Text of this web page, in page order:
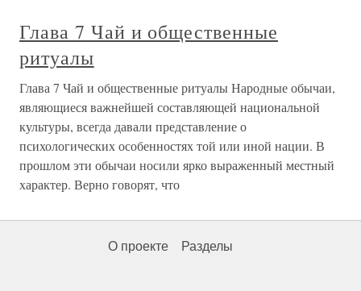
Глава 7 Чай и общественные
ритуалы
Глава 7 Чай и общественные ритуалы Народные обычаи,
являющиеся важнейшей составляющей национальной
культуры, всегда давали представление о
психологических особенностях той или иной нации. В
прошлом эти обычаи носили ярко выраженный местный
характер. Верно говорят, что
О проекте Разделы